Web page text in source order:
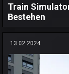
Train
Bestehen
13.02.2024